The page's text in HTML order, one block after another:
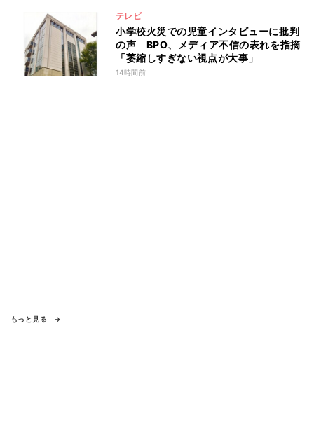
テレビ
小学校火災での児童インタビューに批判
の声 BPO、メディア不信の表れを指摘
「萎縮しすぎない視点が大事」
14時間前
もっと見る